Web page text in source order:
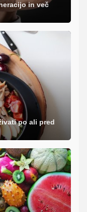
in več
po ali pred